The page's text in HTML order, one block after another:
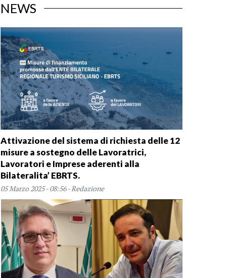
NEWS
Attivazione del sistema di richiesta delle 12
misure a sostegno delle Lavoratrici,
Lavoratori e Imprese aderenti alla
Bilateralita’ EBRTS.
05 Marzo 2025 - 08:56 - Redazione